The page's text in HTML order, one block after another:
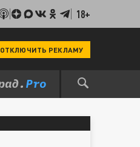
18+
ОТКЛЮЧИТЬ РЕКЛАМУ